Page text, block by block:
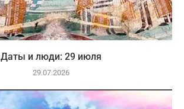
Даты и люди: 29 июля
29.07.2026